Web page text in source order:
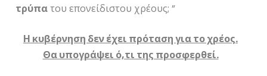
τρύπατου επονείδιστου χρέους; ”
Η κυβέρνηση δεν έχει πρόταση για το χρέος.
Θα υπογράψει ό,τι της προσφερθεί.